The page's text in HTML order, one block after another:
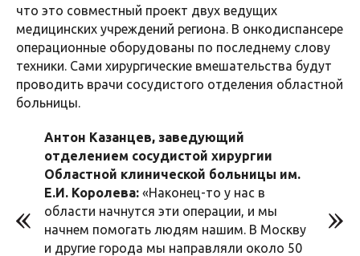
что это совместный проект двух ведущих
медицинских учреждений региона. В онкодиспансере
операционные оборудованы по последнему слову
техники. Сами хирургические вмешательства будут
проводить врачи сосудистого отделения областной
больницы.
Антон Казанцев, заведующий
отделением сосудистой хирургии
Областной клинической больницы им.
Е.И. Королева: «Наконец-то у нас в
области начнутся эти операции, и мы
начнем помогать людям нашим. В Москву
и другие города мы направляли около 50